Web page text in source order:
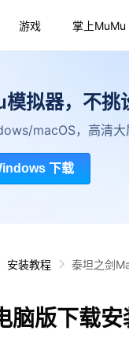
游戏 掌上MuMu
拟器，不挑
macOS，高清大
下载
安装教程 泰坦之剑
脑版下载